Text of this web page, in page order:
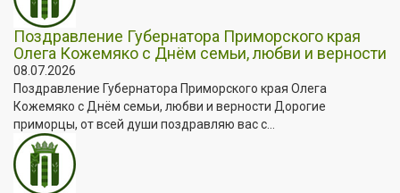
Поздравление Губернатора Приморского края
Олега Кожемяко с Днём семьи, любви и верности
08.07.2026
Поздравление Губернатора Приморского края Олега
Кожемяко с Днём семьи, любви и верности Дорогие
приморцы, от всей души поздравляю вас с...